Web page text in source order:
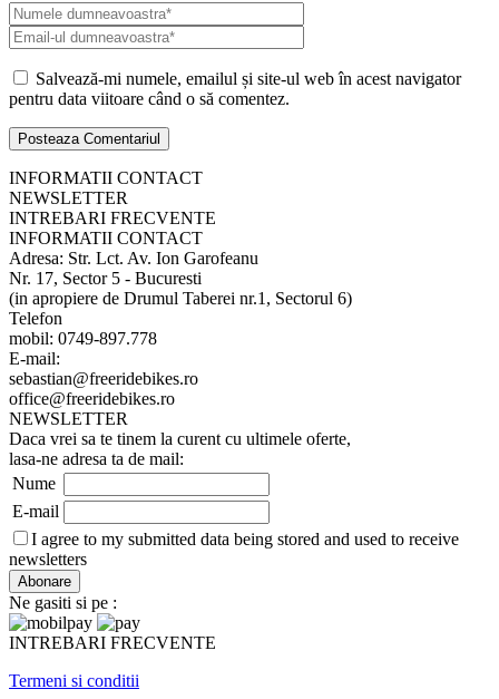
Salvează-mi numele, emailul și site-ul web în acest navigator
pentru data viitoare când o să comentez.
INFORMATII CONTACT
NEWSLETTER
INTREBARI FRECVENTE
INFORMATII CONTACT
Adresa: Str. Lct. Av. Ion Garofeanu
Nr. 17, Sector 5 - Bucuresti
(in apropiere de Drumul Taberei nr.1, Sectorul 6)
Telefon
mobil: 0749-897.778
E-mail:
sebastian@freeridebikes.ro
office@freeridebikes.ro
NEWSLETTER
Daca vrei sa te tinem la curent cu ultimele oferte,
lasa-ne adresa ta de mail:
Nume
E-mail
I agree to my submitted data being stored and used to receive
newsletters
Ne gasiti si pe :
INTREBARI FRECVENTE
Termeni si conditii